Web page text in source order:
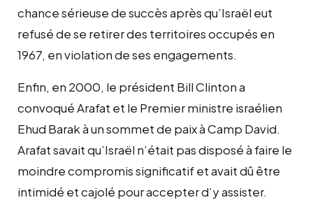
chance sérieuse de succès après qu’Israël eut
refusé de se retirer des territoires occupés en
1967, en violation de ses engagements.
Enfin, en 2000, le président Bill Clinton a
convoqué Arafat et le Premier ministre israélien
Ehud Barak à un sommet de paix à Camp David.
Arafat savait qu’Israël n’était pas disposé à faire le
moindre compromis significatif et avait dû être
intimidé et cajolé pour accepter d’y assister.